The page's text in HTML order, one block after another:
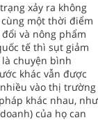
xảy ra không
một thời điểm
và nông phẩm
tế thì sụt giảm
chuyện bình
khác vẫn được
vào thị trường
khác nhau, như
của họ can